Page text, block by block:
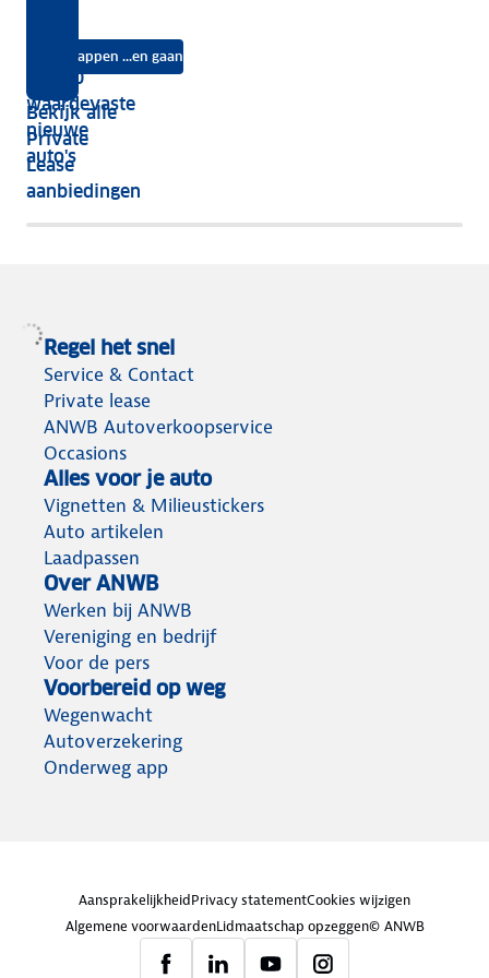
Instappen ...en gaan
Bekijk alle
Private
Lease
aanbiedingen
écht
vijf
jaar
nog
het
meeste
Top 10
waardevaste
nieuwe
auto's
Regel het snel
Service & Contact
Private lease
ANWB Autoverkoopservice
Occasions
Alles voor je auto
Vignetten & Milieustickers
Auto artikelen
Laadpassen
Over ANWB
Werken bij ANWB
Vereniging en bedrijf
Voor de pers
Voorbereid op weg
Wegenwacht
Autoverzekering
Onderweg app
AansprakelijkheidPrivacy statementCookies wijzigen
Algemene voorwaardenLidmaatschap opzeggen© ANWB